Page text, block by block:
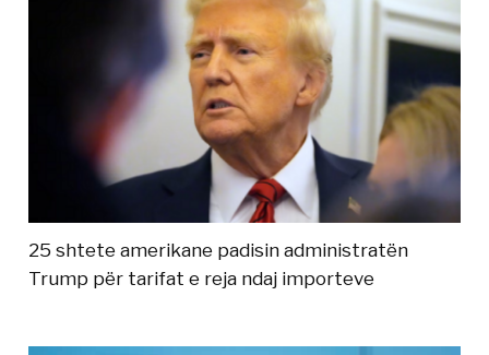
25 shtete amerikane padisin administratën
Trump për tarifat e reja ndaj importeve